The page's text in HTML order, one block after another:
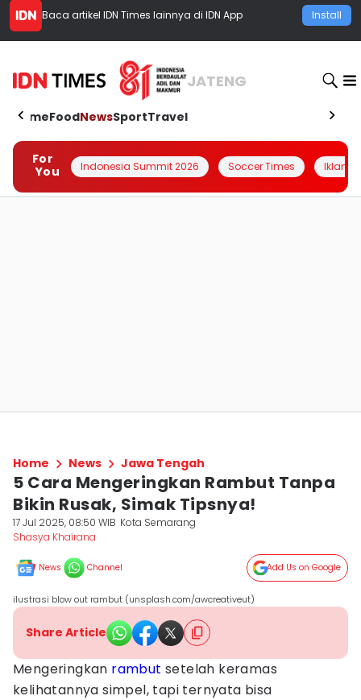
Baca artikel IDN Times lainnya di IDN App Install
JATENG
HomeFoodNewsSportTravel
For
You
Indonesia Summit 2026 Soccer Times Iklanin
Home News Jawa Tengah
5 Cara Mengeringkan Rambut Tanpa
Bikin Rusak, Simak Tipsnya!
17 Jul 2025, 08:50 WIB Kota Semarang
Shasya Khairana
News Channel Add Us on Google
ilustrasi blow out rambut (unsplash.com/awcreativeut)
Share Article
Mengeringkan rambut setelah keramas
kelihatannya simpel, tapi ternyata bisa